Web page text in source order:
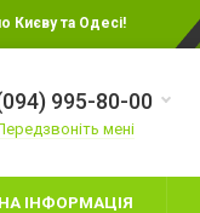
Києву та Одесі!
995-80-00
мені
ІНФОРМАЦІЯ